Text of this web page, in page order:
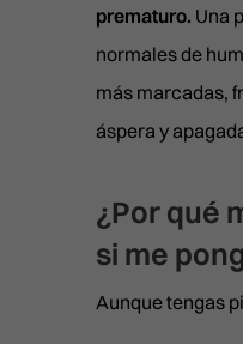
prematuro. Una
normales de
más marcadas,
áspera y
¿Por qué
si me
Aunque tengas